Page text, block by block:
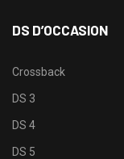
DS D’OCCASION
Crossback
DS 3
DS 4
DS 5